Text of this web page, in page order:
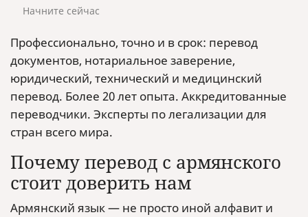
Начните сейчас
Профессионально, точно и в срок: перевод
документов, нотариальное заверение,
юридический, технический и медицинский
перевод. Более 20 лет опыта. Аккредитованные
переводчики. Эксперты по легализации для
стран всего мира.
Почему перевод с армянского
стоит доверить нам
Армянский язык — не просто иной алфавит и